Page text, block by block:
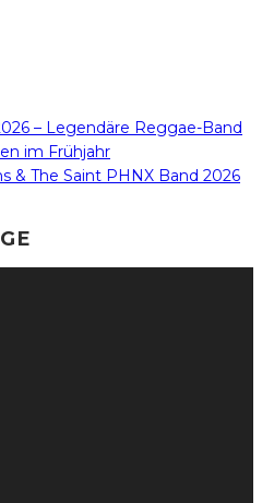
– Legendäre Reggae-Band
im Frühjahr
& The Saint PHNX Band 2026